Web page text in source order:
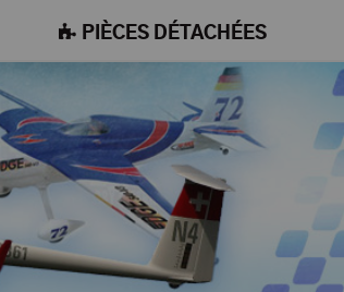
PIÈCES DÉTACHÉES